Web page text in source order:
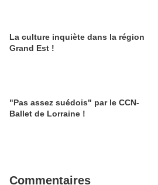
La culture inquiète dans la région
Grand Est !
"Pas assez suédois" par le CCN-
Ballet de Lorraine !
Commentaires